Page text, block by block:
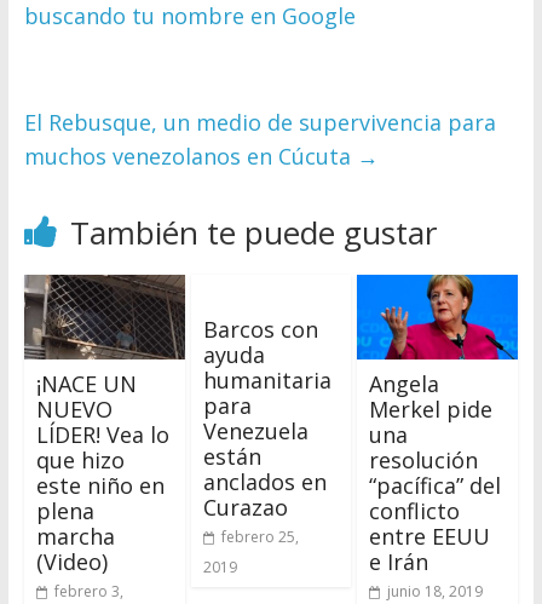
buscando tu nombre en Google
El Rebusque, un medio de supervivencia para
muchos venezolanos en Cúcuta →
También te puede gustar
¡NACE UN
NUEVO
LÍDER! Vea lo
que hizo
este niño en
plena
marcha
(Video)
febrero 3,
Barcos con
ayuda
humanitaria
para
Venezuela
están
anclados en
Curazao
febrero 25,
2019
Angela
Merkel pide
una
resolución
“pacífica” del
conflicto
entre EEUU
e Irán
junio 18, 2019